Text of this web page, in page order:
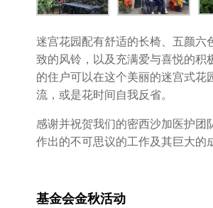
迷宫花园配有舒适的长椅、五颜六
致的风铃，以及充满爱与喜悦的积
的住户可以在这个美丽的迷宫式花
流，或是花时间自我反省。
感谢并祝贺我们的密西沙加医护团
作出的不可思议的工作及其巨大的
基金会金秋活动